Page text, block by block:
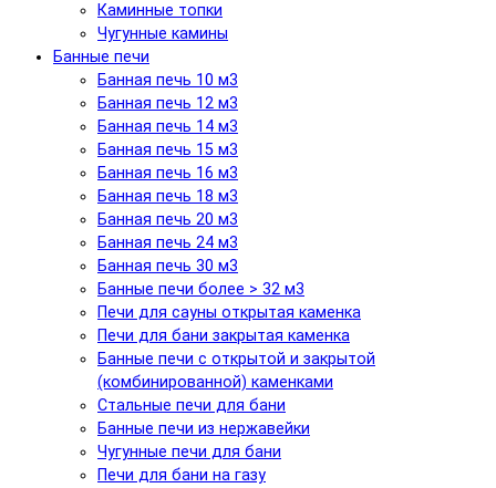
Каминные топки
Чугунные камины
Банные печи
Банная печь 10 м3
Банная печь 12 м3
Банная печь 14 м3
Банная печь 15 м3
Банная печь 16 м3
Банная печь 18 м3
Банная печь 20 м3
Банная печь 24 м3
Банная печь 30 м3
Банные печи более > 32 м3
Печи для сауны открытая каменка
Печи для бани закрытая каменка
Банные печи с открытой и закрытой
(комбинированной) каменками
Стальные печи для бани
Банные печи из нержавейки
Чугунные печи для бани
Печи для бани на газу